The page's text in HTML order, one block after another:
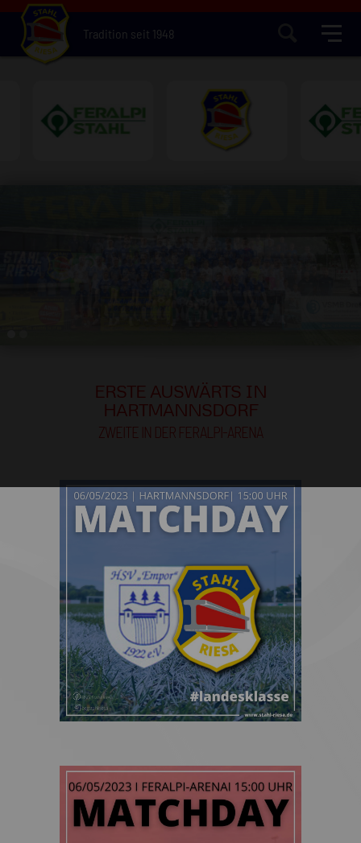
Tradition seit 1948
ERSTE AUSWÄRTS IN
HARTMANNSDORF
ZWEITE IN DER FERALPI-ARENA